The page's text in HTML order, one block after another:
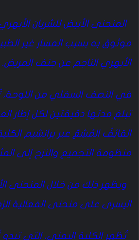
المنحنى الأبيض للشريان
موثوق به بسبب المسار غير
الأبهري الناجم عن جنف المريض.
في النصف السفلي من اللوحة،
تبلغ مدتها دقيقتين لكل إطار
القائِفٌ المُشِعّ عبر برانشيم
منظومة التجميع والنزح إلى
ويظهر ذلك من خلال المنحنى
اليسرى على منحنى الفعالية
تُظهر الكلية اليمنى، التي